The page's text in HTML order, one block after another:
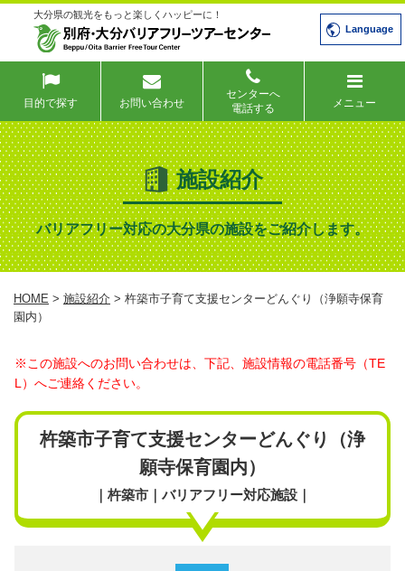
大分県の観光をもっと楽しくハッピーに！
Language
目的で探す お問い合わせ
センターへ
電話する
メニュー
施設紹介
バリアフリー対応の大分県の施設をご紹介します。
HOME > 施設紹介 > 杵築市子育て支援センターどんぐり（浄願寺保育
園内）
※この施設へのお問い合わせは、下記、施設情報の電話番号（TE
L）へご連絡ください。
杵築市子育て支援センターどんぐり（浄
願寺保育園内）
｜杵築市｜バリアフリー対応施設｜